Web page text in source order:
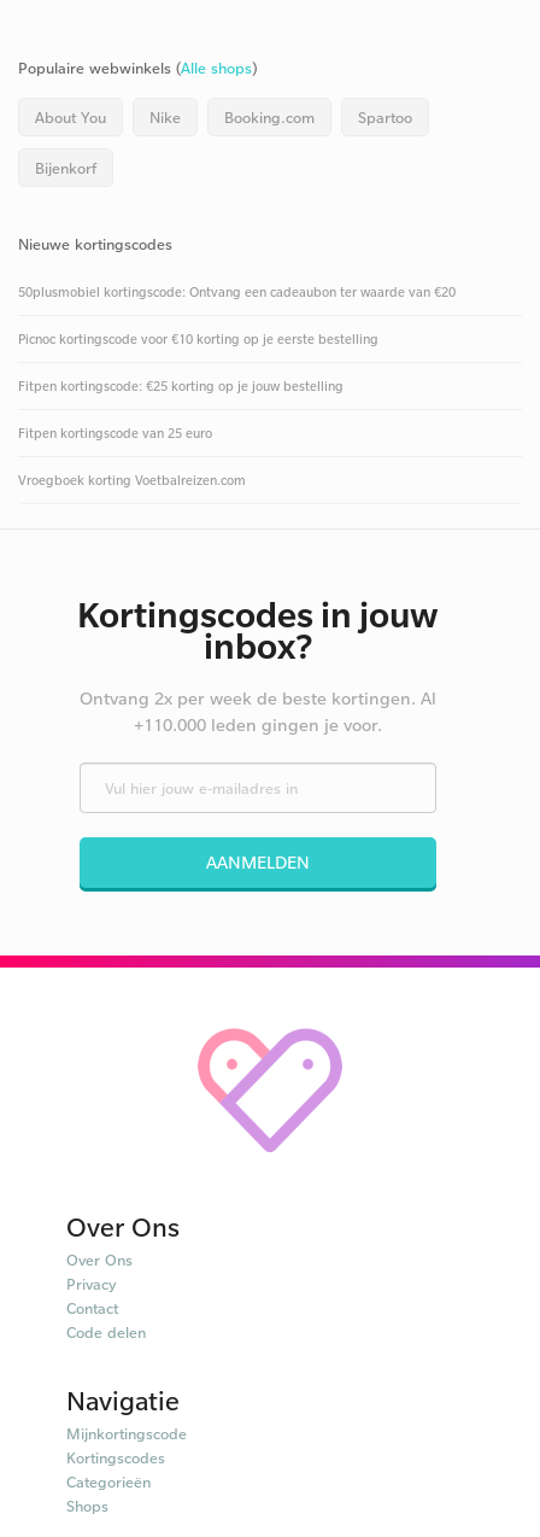
Populaire webwinkels (Alle shops)
About You Nike Booking.com Spartoo
Bijenkorf
Nieuwe kortingscodes
50plusmobiel kortingscode: Ontvang een cadeaubon ter waarde van €20
Picnoc kortingscode voor €10 korting op je eerste bestelling
Fitpen kortingscode: €25 korting op je jouw bestelling
Fitpen kortingscode van 25 euro
Vroegboek korting Voetbalreizen.com
Kortingscodes in jouw
inbox?
Ontvang 2x per week de beste kortingen. Al
+110.000 leden gingen je voor.
AANMELDEN
Over Ons
Over Ons
Privacy
Contact
Code delen
Navigatie
Mijnkortingscode
Kortingscodes
Categorieën
Shops